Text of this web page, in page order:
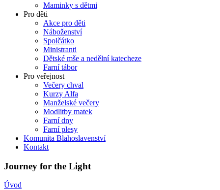
Maminky s dětmi
Pro děti
Akce pro děti
Náboženství
Spolčátko
Ministranti
Dětské mše a nedělní katecheze
Farní tábor
Pro veřejnost
Večery chval
Kurzy Alfa
Manželské večery
Modlitby matek
Farní dny
Farní plesy
Komunita Blahoslavenství
Kontakt
Journey for the Light
Úvod